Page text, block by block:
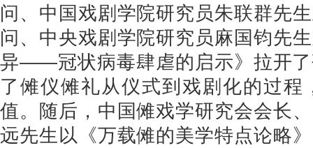
问、中国戏剧学院研究员朱联群先
问、中央戏剧学院研究员麻国钧先
异——冠状病毒肆虐的启示》拉开
了傩仪傩礼从仪式到戏剧化的过
值。随后，中国傩戏学研究会会长
远先生以《万载傩的美学特点论略